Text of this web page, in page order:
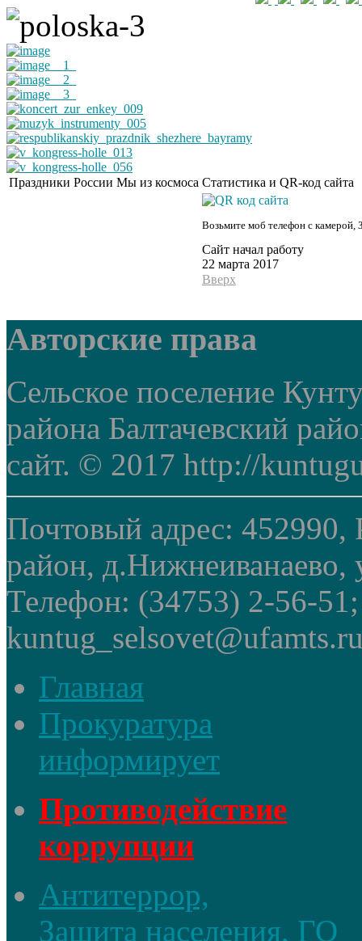
Праздники России Мы из космоса Статистика и QR-код сайта
Возьмите моб телефон с камерой,
Сайт начал работу
22 марта 2017
Вверх
Авторские права
Сельское поселение
района Балтачевский
сайт. © 2017 http://
Почтовый адрес: 452990,
район, д.Нижнеиванаево,
Телефон: (34753) 2-56-
Главная
Прокуратура
информирует
Противодействие
коррупции
Антитеррор,
Защита населения, ГО